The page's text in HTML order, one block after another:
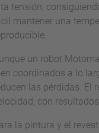
tensión,
mantener una
un robot
coordinados a lo
las pérdidas. El
con
la pintura y el